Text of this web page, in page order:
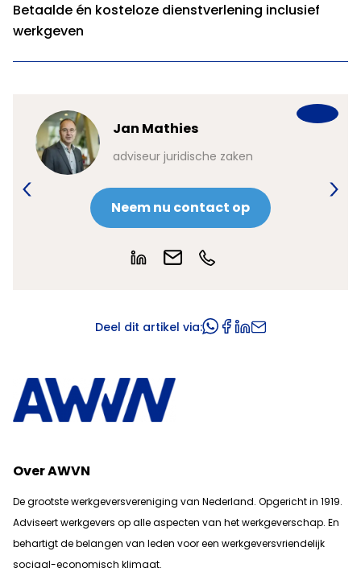
Betaalde én kosteloze dienstverlening inclusief
werkgeven
Jan Mathies
adviseur juridische zaken
Neem nu contact op
Deel dit artikel via:
Over AWVN
De grootste werkgeversvereniging van Nederland. Opgericht in 1919.
Adviseert werkgevers op alle aspecten van het werkgeverschap. En
behartigt de belangen van leden voor een werkgeversvriendelijk
sociaal-economisch klimaat.